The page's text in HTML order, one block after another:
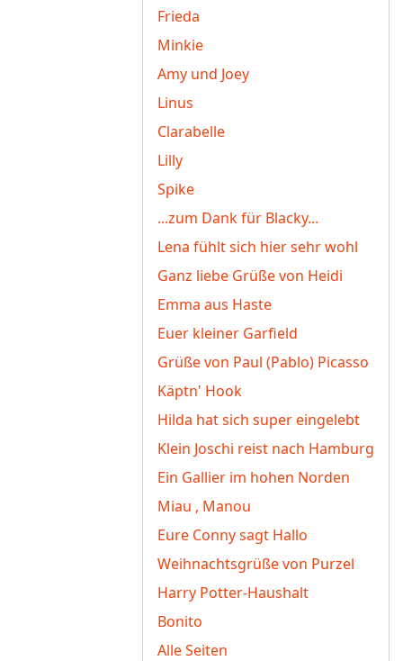
Frieda
Minkie
Amy und Joey
Linus
Clarabelle
Lilly
Spike
...zum Dank für Blacky...
Lena fühlt sich hier sehr wohl
Ganz liebe Grüße von Heidi
Emma aus Haste
Euer kleiner Garfield
Grüße von Paul (Pablo) Picasso
Käptn' Hook
Hilda hat sich super eingelebt
Klein Joschi reist nach Hamburg
Ein Gallier im hohen Norden
Miau , Manou
Eure Conny sagt Hallo
Weihnachtsgrüße von Purzel
Harry Potter-Haushalt
Bonito
Alle Seiten